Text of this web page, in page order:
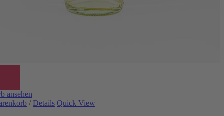
ansehen
/ Details Quick View